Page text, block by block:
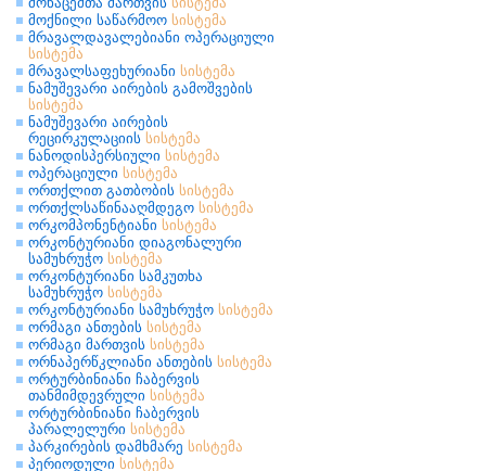
მოქნილი საწარმოო სისტემა
მრავალდავალებიანი ოპერაციული
სისტემა
მრავალსაფეხურიანი სისტემა
ნამუშევარი აირების გამოშვების
სისტემა
ნამუშევარი აირების
რეცირკულაციის სისტემა
ნანოდისპერსიული სისტემა
ოპერაციული სისტემა
ორთქლით გათბობის სისტემა
ორთქლსაწინააღმდეგო სისტემა
ორკომპონენტიანი სისტემა
ორკონტურიანი დიაგონალური
სამუხრუჭო სისტემა
ორკონტურიანი სამკუთხა
სამუხრუჭო სისტემა
ორკონტურიანი სამუხრუჭო სისტემა
ორმაგი ანთების სისტემა
ორმაგი მართვის სისტემა
ორნაპერწკლიანი ანთების სისტემა
ორტურბინიანი ჩაბერვის
თანმიმდევრული სისტემა
ორტურბინიანი ჩაბერვის
პარალელური სისტემა
პარკირების დამხმარე სისტემა
პერიოდული სისტემა